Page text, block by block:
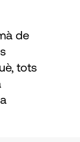
de
tots